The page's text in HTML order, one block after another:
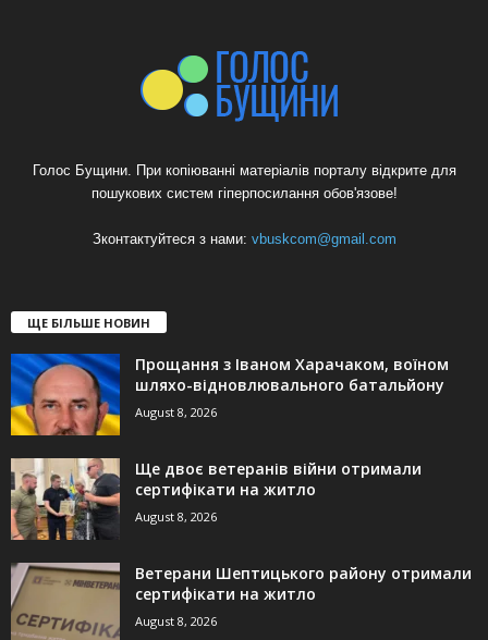
Голос Бущини. При копіюванні матеріалів порталу відкрите для
пошукових систем гіперпосилання обов'язове!
Зконтактуйтеся з нами: vbuskcom@gmail.com
ЩЕ БІЛЬШЕ НОВИН
Прощання з Іваном Харачаком, воїном
шляхо-відновлювального батальйону
August 8, 2026
Ще двоє ветеранів війни отримали
сертифікати на житло
August 8, 2026
Ветерани Шептицького району отримали
сертифікати на житло
August 8, 2026